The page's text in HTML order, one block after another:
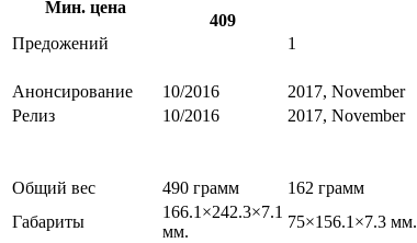
Мин. цена
409
Предожений
1
Анонсирование
10/2016 2017, November
Релиз
10/2016 2017, November
Общий вес
490 грамм 162 грамм
Габариты
166.1×242.3×7.1
мм.
75×156.1×7.3 мм.